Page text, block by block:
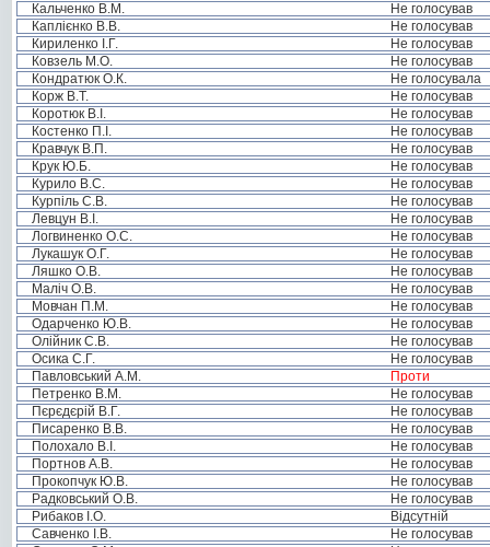
Кальченко В.М.
Не голосував
Каплієнко В.В.
Не голосував
Кириленко І.Г.
Не голосував
Ковзель М.О.
Не голосував
Кондратюк О.К.
Не голосувала
Корж В.Т.
Не голосував
Коротюк В.І.
Не голосував
Костенко П.І.
Не голосував
Кравчук В.П.
Не голосував
Крук Ю.Б.
Не голосував
Курило В.С.
Не голосував
Курпіль С.В.
Не голосував
Левцун В.І.
Не голосував
Логвиненко О.С.
Не голосував
Лукашук О.Г.
Не голосував
Ляшко О.В.
Не голосував
Маліч О.В.
Не голосував
Мовчан П.М.
Не голосував
Одарченко Ю.В.
Не голосував
Олійник С.В.
Не голосував
Осика С.Г.
Не голосував
Павловський А.М.
Проти
Петренко В.М.
Не голосував
Пєрєдєрій В.Г.
Не голосував
Писаренко В.В.
Не голосував
Полохало В.І.
Не голосував
Портнов А.В.
Не голосував
Прокопчук Ю.В.
Не голосував
Радковський О.В.
Не голосував
Рибаков І.О.
Відсутній
Савченко І.В.
Не голосував